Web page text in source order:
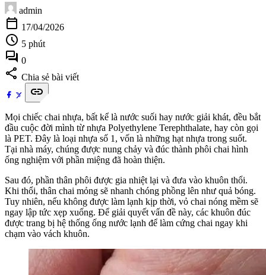
admin
calendar_today 17/04/2026
schedule 5 phút
forum 0
share Chia sẻ bài viết
link
Mọi chiếc chai nhựa, bất kể là nước suối hay nước giải khát, đều bắt
đầu cuộc đời mình từ nhựa Polyethylene Terephthalate, hay còn gọi
là PET. Đây là loại nhựa số 1, vốn là những hạt nhựa trong suốt.
Tại nhà máy, chúng được nung chảy và đúc thành phôi chai hình
ống nghiệm với phần miệng đã hoàn thiện.
Sau đó, phần thân phôi được gia nhiệt lại và đưa vào khuôn thổi.
Khi thổi, thân chai mỏng sẽ nhanh chóng phồng lên như quả bóng.
Tuy nhiên, nếu không được làm lạnh kịp thời, vỏ chai nóng mềm sẽ
ngay lập tức xẹp xuống. Để giải quyết vấn đề này, các khuôn đúc
được trang bị hệ thống ống nước lạnh để làm cứng chai ngay khi
chạm vào vách khuôn.